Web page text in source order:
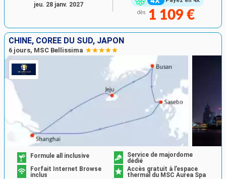
dès 1 109 €
jeu. 28 janv. 2027
CHINE, CORÉE DU SUD, JAPON
6 jours, MSC Bellissima
Formule all inclusive
Service de majordome
dédié
Forfait Internet Browse
inclus
Accès gratuit à l’espace
thermal du MSC Aurea Spa